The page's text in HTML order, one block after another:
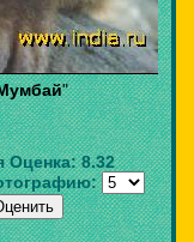
"
Оценка:8.32